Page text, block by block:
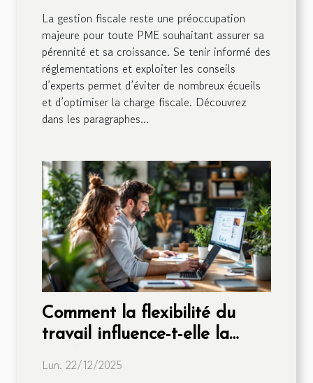
La gestion fiscale reste une préoccupation
majeure pour toute PME souhaitant assurer sa
pérennité et sa croissance. Se tenir informé des
réglementations et exploiter les conseils
d’experts permet d’éviter de nombreux écueils
et d’optimiser la charge fiscale. Découvrez
dans les paragraphes...
Comment la flexibilité du
travail influence-t-elle la
Lun. 22/12/2025